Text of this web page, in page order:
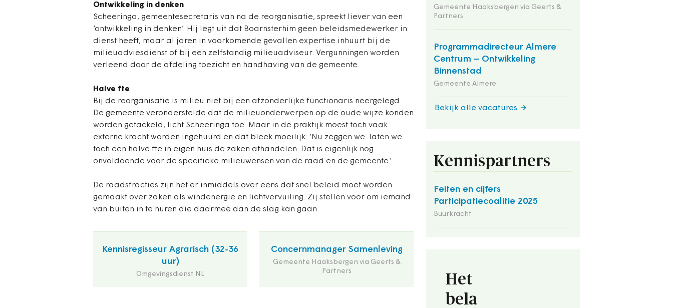
Ontwikkeling in denken
Scheeringa, gemeentesecretaris van na de reorganisatie, spreekt liever van een
‘ontwikkeling in denken’. Hij legt uit dat Boarnsterhim geen beleidsmedewerker in
dienst heeft, maar al jaren in voorkomende gevallen expertise inhuurt bij de
milieuadviesdienst of bij een zelfstandig milieuadviseur. Vergunningen worden
verleend door de afdeling toezicht en handhaving van de gemeente.
Halve fte
Bij de reorganisatie is milieu niet bij een afzonderlijke functionaris neergelegd.
De gemeente veronderstelde dat de milieuonderwerpen op de oude wijze konden
worden getackeld, licht Scheeringa toe. Maar in de praktijk moest toch vaak
externe kracht worden ingehuurd en dat bleek moeilijk. ‘Nu zeggen we: laten we
toch een halve fte in eigen huis de zaken afhandelen. Dat is eigenlijk nog
onvoldoende voor de specifieke milieuwensen van de raad en de gemeente.’
De raadsfracties zijn het er inmiddels over eens dat snel beleid moet worden
gemaakt over zaken als windenergie en lichtvervuiling. Zij stellen voor om iemand
van buiten in te huren die daarmee aan de slag kan gaan.
Kennisregisseur Agrarisch (32-36
uur)
Omgevingsdienst NL
Concernmanager Samenleving
Gemeente Haaksbergen via Geerts &
Partners
Gemeente Haaksbergen via Geerts &
Partners
Programmadirecteur Almere
Centrum – Ontwikkeling
Binnenstad
Gemeente Almere
Bekijk alle vacatures
Kennispartners
Feiten en cijfers
Participatiecoalitie 2025
Buurkracht
Het
bela